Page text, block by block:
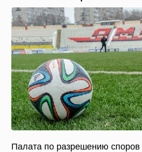
Палата по разрешению